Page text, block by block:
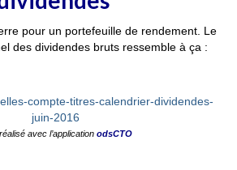
pour un portefeuille de rendement. Le
des dividendes bruts ressemble à ça :
avec l’application odsCTO